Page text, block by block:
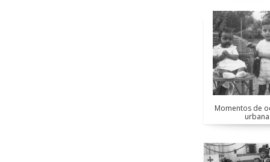
Momentos de